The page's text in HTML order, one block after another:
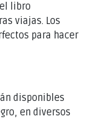
libro
viajas. Los
para hacer
disponibles
en diversos